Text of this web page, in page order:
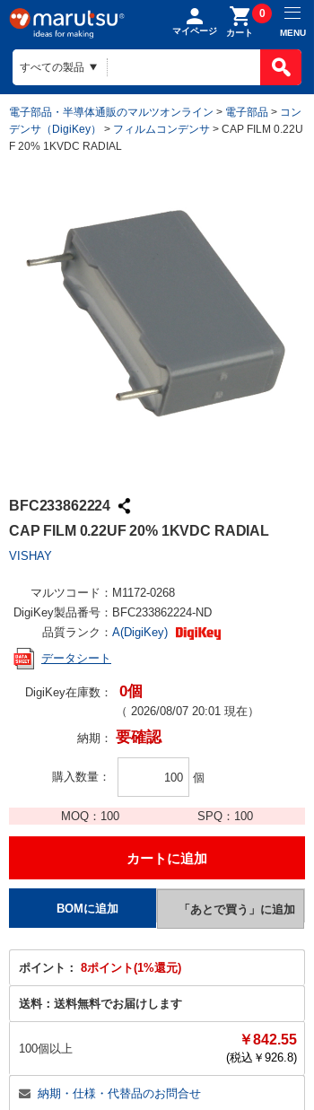
マイページ カート
0
MENU
電子部品・半導体通販のマルツオンライン > 電子部品 > コン
デンサ（DigiKey）
> フィルムコンデンサ > CAP FILM 0.22U
F 20% 1KVDC RADIAL
BFC233862224
CAP FILM 0.22UF 20% 1KVDC RADIAL
VISHAY
マルツコード： M1172-0268
DigiKey製品番号： BFC233862224-ND
品質ランク： A(DigiKey)
データシート
DigiKey在庫数： 0個
（ 2026/08/07 20:01 現在）
納期： 要確認
購入数量 個
MOQ： 100 SPQ： 100
ポイント： 8ポイント(1%還元)
送料： 送料無料でお届けします
100個以上
￥842.55
(税込￥ 926.8)
納期・仕様・代替品のお問合せ